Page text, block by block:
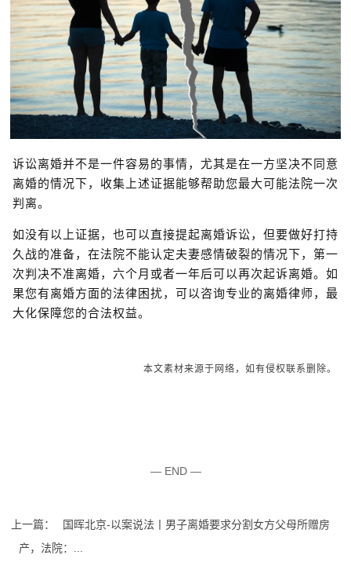
诉讼离婚并不是一件容易的事情，尤其是在一方坚决不同意
离婚的情况下，收集上述证据能够帮助您最大可能法院一次
判离。
如没有以上证据，也可以直接提起离婚诉讼，但要做好打持
久战的准备，在法院不能认定夫妻感情破裂的情况下，第一
次判决不准离婚，六个月或者一年后可以再次起诉离婚。如
果您有离婚方面的法律困扰，可以咨询专业的离婚律师，最
大化保障您的合法权益。
本文素材来源于网络，如有侵权联系删除。
— END —
上一篇：
国晖北京-以案说法丨男子离婚要求分割女方父母所赠房
产，法院：...